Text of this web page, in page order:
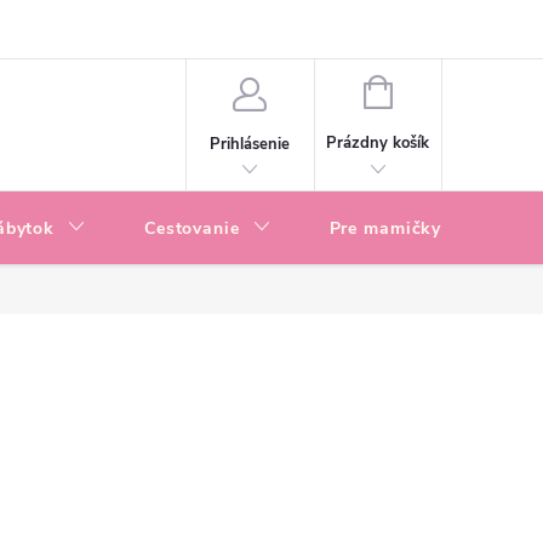
Prihlásenie
NÁKUPNÝ
Prázdny košík
Cestovanie Pre mamičky